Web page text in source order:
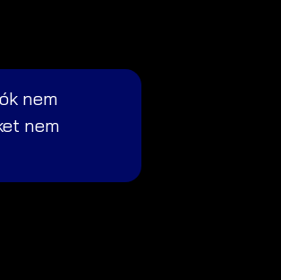
nem
nem